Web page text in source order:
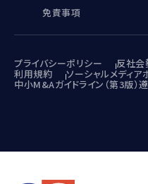
プライバシーポリシー 反社会
利用規約 ソーシャルメディア
中小M&Aガイドライン（第3版）
免責事項